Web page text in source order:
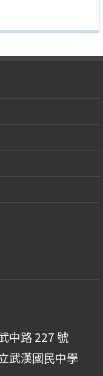
中路 227 號
武漢國民中學